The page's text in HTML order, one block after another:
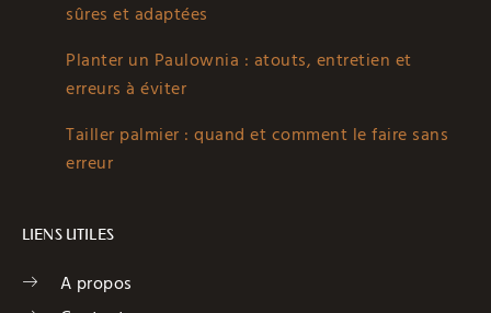
sûres et adaptées
Planter un Paulownia : atouts, entretien et
erreurs à éviter
Tailler palmier : quand et comment le faire sans
erreur
LIENS UTILES
A propos